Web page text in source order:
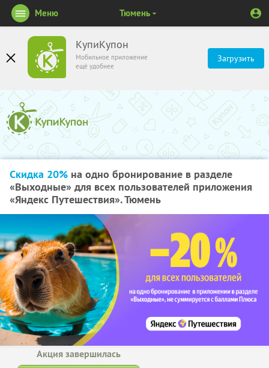
КупиКупон
Мобильное приложение
ещё удобнее
Загрузить
Меню Тюмень
Скидка 20% на одно бронирование в разделе
«Выходные» для всех пользователей приложения
«Яндекс Путешествия». Тюмень
Акция завершилась